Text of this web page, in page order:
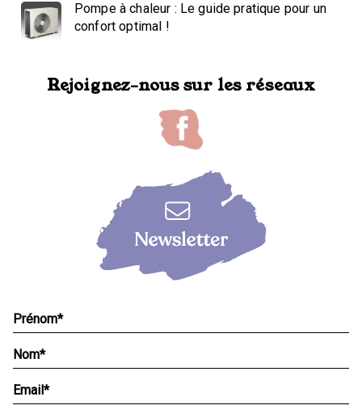
Pompe à chaleur : Le guide pratique pour un
confort optimal !
Rejoignez-nous sur les réseaux